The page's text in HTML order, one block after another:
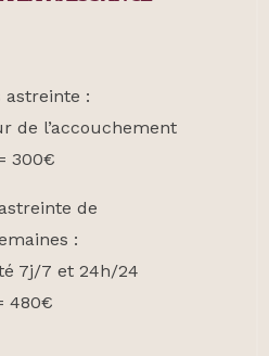
astreinte :
de l’accouchement
300€
de
:
7j/7 et 24h/24
480€